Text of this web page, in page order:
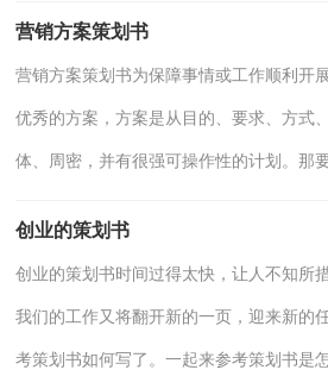
营销方案策划书
营销方案策划书为保障事情或工作顺利开
优秀的方案，方案是从目的、要求、方式
体、周密，并有很强可操作性的计划。那
创业的策划书
创业的策划书时间过得太快，让人不知所
我们的工作又将翻开新的一页，迎来新的
考策划书如何写了。一起来参考策划书是